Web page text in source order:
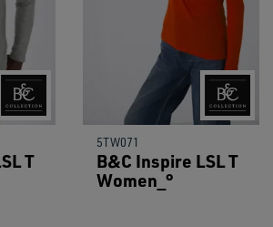
T
5TW071
B&C Inspire LSL T
Women_°